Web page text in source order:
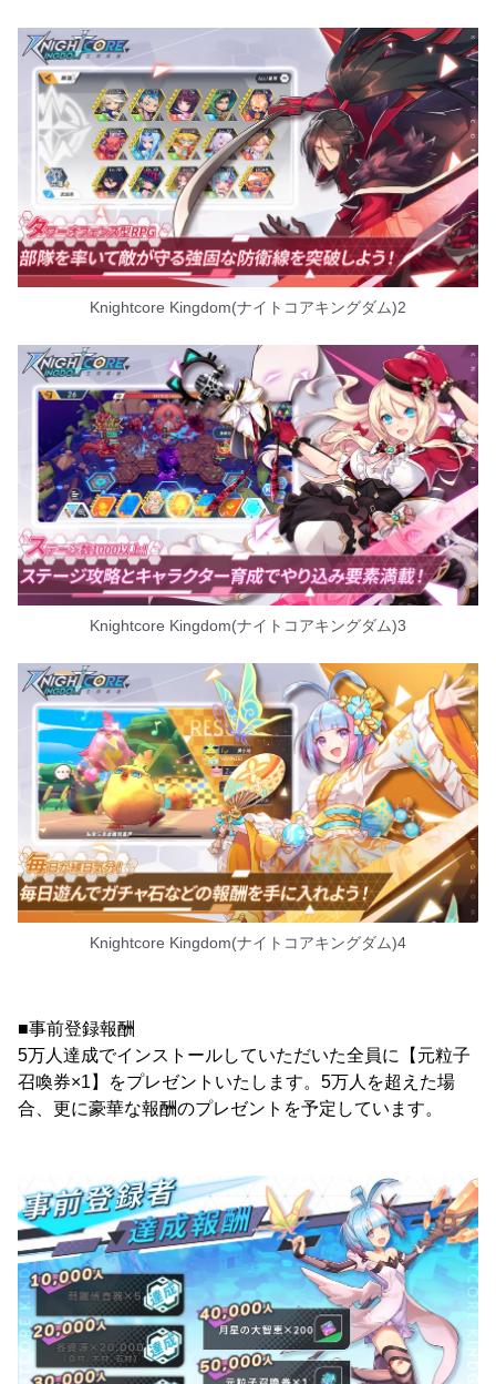
Knightcore Kingdom(ナイトコアキングダム)2
Knightcore Kingdom(ナイトコアキングダム)3
Knightcore Kingdom(ナイトコアキングダム)4
■事前登録報酬
5万人達成でインストールしていただいた全員に【元粒子
召喚券×1】をプレゼントいたします。5万人を超えた場
合、更に豪華な報酬のプレゼントを予定しています。